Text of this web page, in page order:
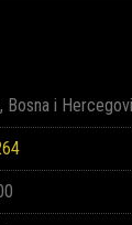
Bosna i